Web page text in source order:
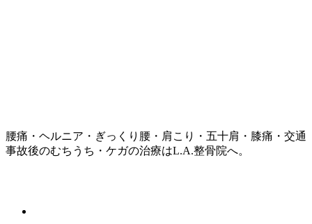
腰痛・ヘルニア・ぎっくり腰・肩こり・五十肩・膝痛・交通
事故後のむちうち・ケガの治療はL.A.整骨院へ。